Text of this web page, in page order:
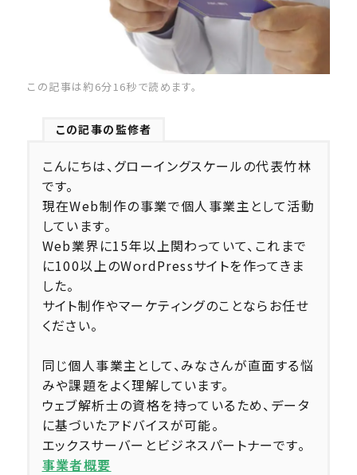
この記事は約6分16秒で読めます。
この記事の監修者
こんにちは、グローイングスケールの代表竹林
です。
現在Web制作の事業で個人事業主として活動
しています。
Web業界に15年以上関わっていて、これまで
に100以上のWordPressサイトを作ってきま
した。
サイト制作やマーケティングのことならお任せ
ください。
同じ個人事業主として、みなさんが直面する悩
みや課題をよく理解しています。
ウェブ解析士の資格を持っているため、データ
に基づいたアドバイスが可能。
エックスサーバーとビジネスパートナーです。
事業者概要